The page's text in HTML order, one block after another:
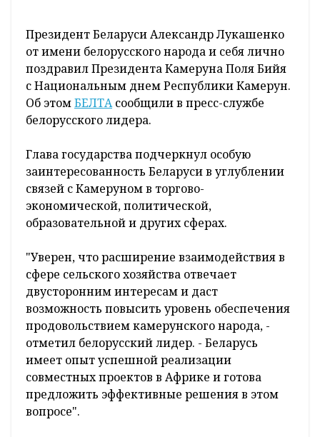
Президент Беларуси Александр Лукашенко
от имени белорусского народа и себя лично
поздравил Президента Камеруна Поля Бийя
с Национальным днем Республики Камерун.
Об этомБЕЛТАсообщили в пресс-службе
белорусского лидера.
Глава государства подчеркнул особую
заинтересованность Беларуси в углублении
связей с Камеруном в торгово-
экономической, политической,
образовательной и других сферах.
"Уверен, что расширение взаимодействия в
сфере сельского хозяйства отвечает
двусторонним интересам и даст
возможность повысить уровень обеспечения
продовольствием камерунского народа, -
отметил белорусский лидер. - Беларусь
имеет опыт успешной реализации
совместных проектов в Африке и готова
предложить эффективные решения в этом
вопросе".